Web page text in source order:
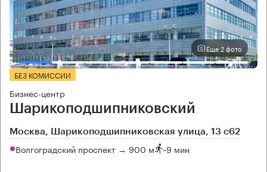
Еще 2 фото
БЕЗ КОМИССИИ
Бизнес-центр
Шарикоподшипниковский
Москва, Шарикоподшипниковская улица, 13 с62
Волгоградский проспект → 900 м ~9 мин